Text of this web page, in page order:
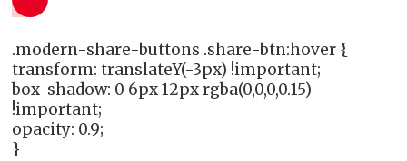
.modern-share-buttons .share-btn:hover {
transform: translateY(-3px) !important;
box-shadow: 0 6px 12px rgba(0,0,0,0.15)
!important;
opacity: 0.9;
}